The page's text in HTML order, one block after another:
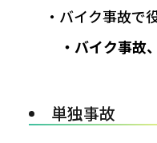
・バイク事故で
・バイク事故
単独事故